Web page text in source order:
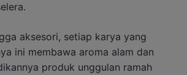
aksesori, setiap karya yang
ini membawa aroma alam dan
produk unggulan ramah